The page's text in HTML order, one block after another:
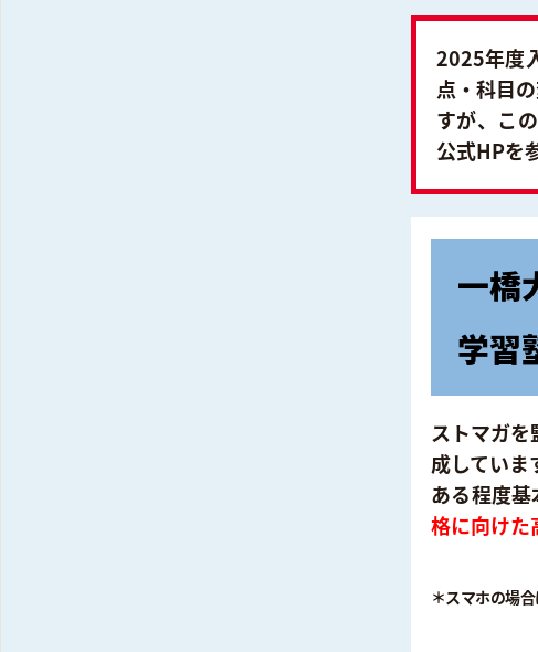
2025年度
点・科目
すが、こ
公式HPを
一橋
学習
ストマガ
成していま
ある程度基
格に向けた
＊スマホの場